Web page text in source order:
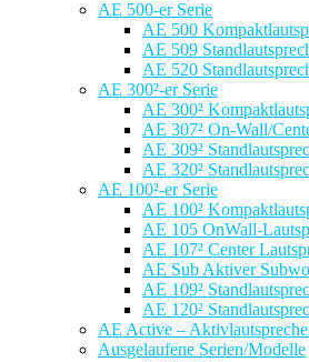
AE 500-er Serie
AE 500
AE 509
AE 520
AE 300²-er Serie
AE 300²
AE 307² On-Wall/
AE 309²
AE 320²
AE 100²-er Serie
AE 100²
AE 105 OnWall-
AE 107² Center
AE Sub Aktiver
AE 109²
AE 120²
AE Active –
Ausgelaufene Serien/Modelle